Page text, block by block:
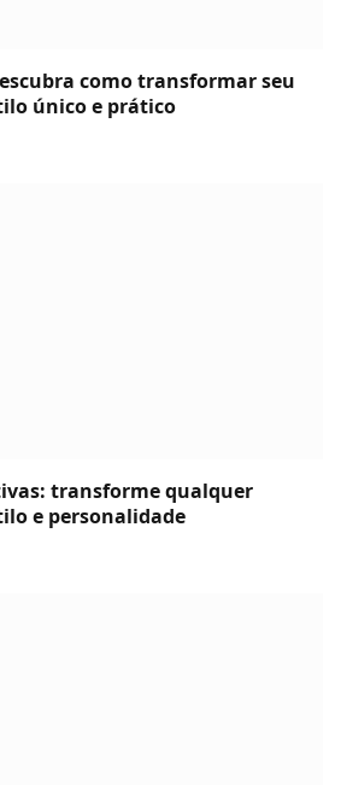
como transformar seu
único e prático
transforme qualquer
e personalidade